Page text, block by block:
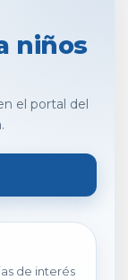
niños
el portal del
de interés